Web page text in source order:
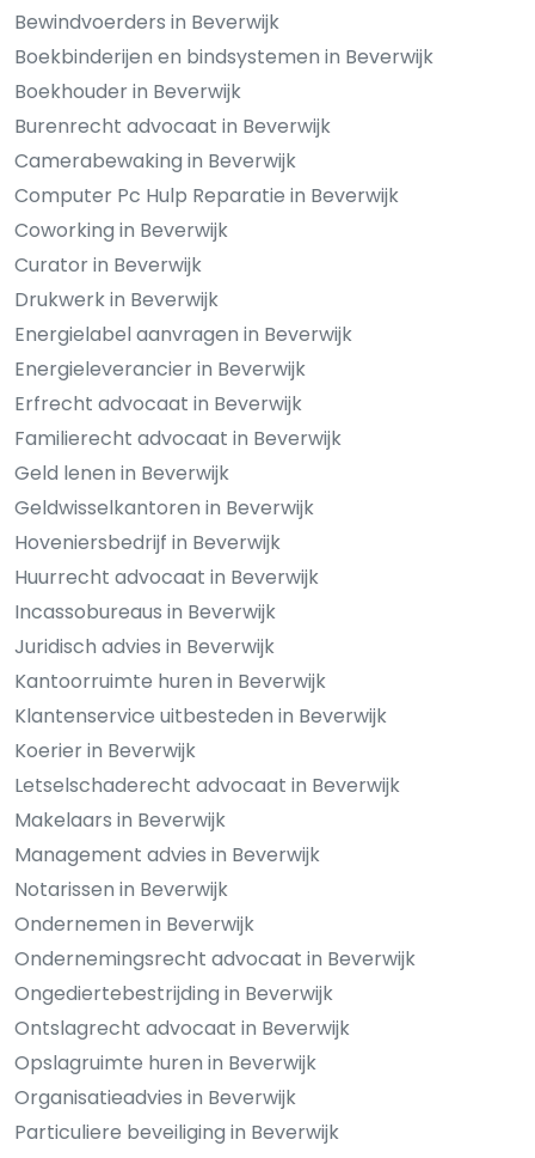
Bewindvoerders in Beverwijk
Boekbinderijen en bindsystemen in Beverwijk
Boekhouder in Beverwijk
Burenrecht advocaat in Beverwijk
Camerabewaking in Beverwijk
Computer Pc Hulp Reparatie in Beverwijk
Coworking in Beverwijk
Curator in Beverwijk
Drukwerk in Beverwijk
Energielabel aanvragen in Beverwijk
Energieleverancier in Beverwijk
Erfrecht advocaat in Beverwijk
Familierecht advocaat in Beverwijk
Geld lenen in Beverwijk
Geldwisselkantoren in Beverwijk
Hoveniersbedrijf in Beverwijk
Huurrecht advocaat in Beverwijk
Incassobureaus in Beverwijk
Juridisch advies in Beverwijk
Kantoorruimte huren in Beverwijk
Klantenservice uitbesteden in Beverwijk
Koerier in Beverwijk
Letselschaderecht advocaat in Beverwijk
Makelaars in Beverwijk
Management advies in Beverwijk
Notarissen in Beverwijk
Ondernemen in Beverwijk
Ondernemingsrecht advocaat in Beverwijk
Ongediertebestrijding in Beverwijk
Ontslagrecht advocaat in Beverwijk
Opslagruimte huren in Beverwijk
Organisatieadvies in Beverwijk
Particuliere beveiliging in Beverwijk